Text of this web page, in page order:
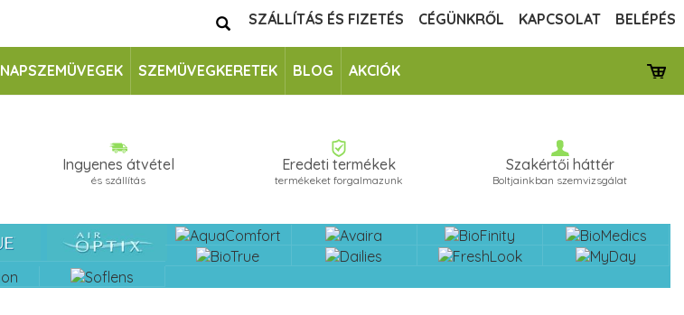
SZÁLLÍTÁS ÉS FIZETÉS CÉGÜNKRŐL KAPCSOLAT BELÉPÉS
NAPSZEMÜVEGEK SZEMÜVEGKERETEK BLOG AKCIÓK
Ingyenes átvétel
és szállítás
Eredeti termékek
termékeket forgalmazunk
Szakértői háttér
Boltjainkban szemvizsgálat